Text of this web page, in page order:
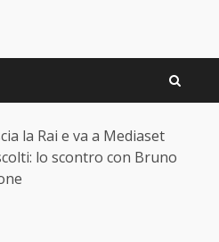
la Rai e va a Mediaset
lo scontro con Bruno